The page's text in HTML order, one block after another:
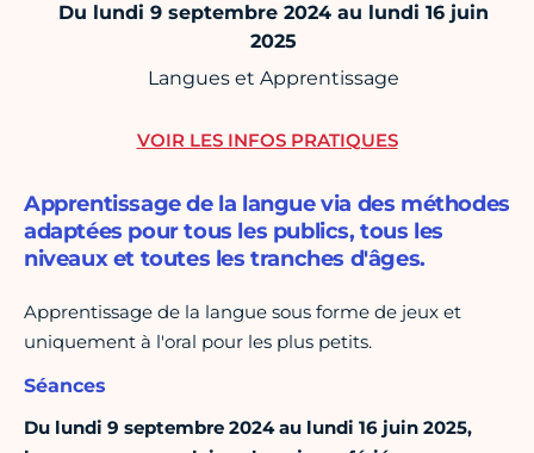
Du lundi 9 septembre 2024 au lundi 16 juin
2025
Langues et Apprentissage
Apprentissage de la langue via des méthodes
adaptées pour tous les publics, tous les
niveaux et toutes les tranches d'âges.
Apprentissage de la langue sous forme de jeux et
uniquement à l'oral pour les plus petits.
Séances
Du lundi 9 septembre 2024 au lundi 16 juin 2025,
VOIR LES INFOS PRATIQUES